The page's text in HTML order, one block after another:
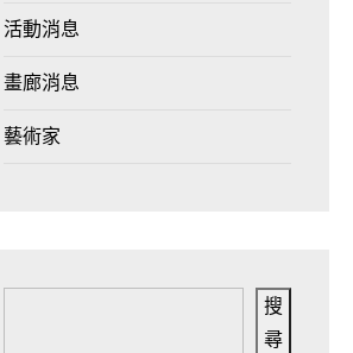
活動消息
畫廊消息
藝術家
搜
尋